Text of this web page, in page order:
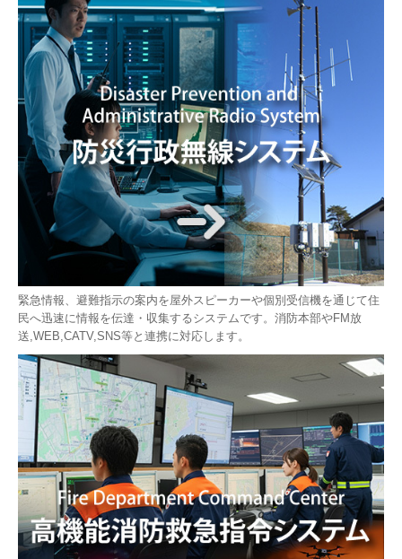
緊急情報、避難指示の案内を屋外スピーカーや個別受信機を通じて住
民へ迅速に情報を伝達・収集するシステムです。消防本部やFM放
送,WEB,CATV,SNS等と連携に対応します。